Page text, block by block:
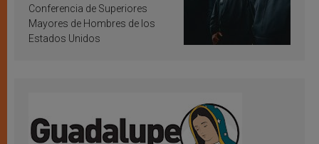
Conferencia de Superiores
Mayores de Hombres de los
Estados Unidos